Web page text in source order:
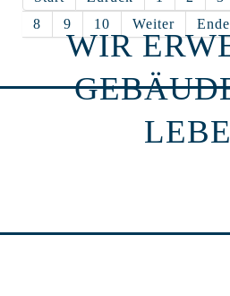
8
9 10 Weiter Ende
WIR